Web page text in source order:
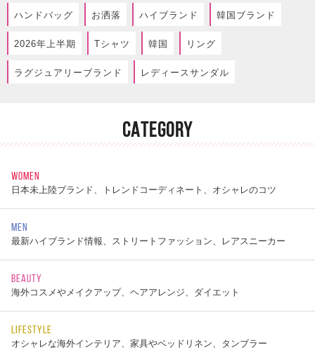
ハンドバッグ お洒落 ハイブランド 韓国ブランド
2026年上半期 Tシャツ 韓国 リング
ラグジュアリーブランド レディースサンダル
CATEGORY
WOMEN
日本未上陸ブランド、トレンドコーディネート、オシャレのコツ
MEN
最新ハイブランド情報、ストリートファッション、レアスニーカー
BEAUTY
海外コスメやメイクアップ、ヘアアレンジ、ダイエット
LIFESTYLE
オシャレな海外インテリア、家具やベッドリネン、タンブラー